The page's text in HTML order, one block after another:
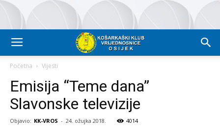
Početna Vijesti
Emisija “Teme dana”
Slavonske televizije
Objavio: KK-VROS - 24. ožujka 2018. 4014